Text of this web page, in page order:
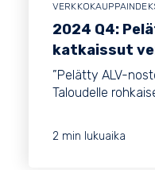
2024 Q4:
katkaissut
”Pelätty ALV-
Taloudelle
2 min lukuaika